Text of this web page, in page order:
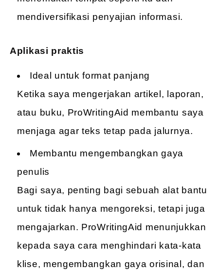
mendiversifikasi penyajian informasi.
Aplikasi praktis
Ideal untuk format panjang
Ketika saya mengerjakan artikel, laporan,
atau buku, ProWritingAid membantu saya
menjaga agar teks tetap pada jalurnya.
Membantu mengembangkan gaya
penulis
Bagi saya, penting bagi sebuah alat bantu
untuk tidak hanya mengoreksi, tetapi juga
mengajarkan. ProWritingAid menunjukkan
kepada saya cara menghindari kata-kata
klise, mengembangkan gaya orisinal, dan